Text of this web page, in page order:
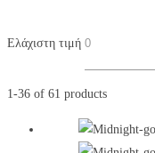
Ελάχιστη τιμή
1-36 of 61 products